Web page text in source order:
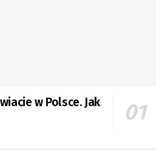
w Polsce. Jak